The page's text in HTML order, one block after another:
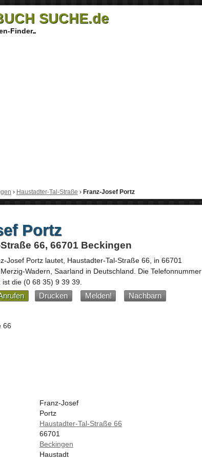
SUCHE.de
Finder
› Haustadter-Tal-Straße › Franz-Josef Portz
Portz
66, 66701 Beckingen
Josef Portzlautet, Haustadter-Tal-Straße 66 , in 66701
Wadern, Saarland in Deutschland
Die Telefonnummer
ist die (0 68 35) 9 39 39.
Drucken Melden!
Nachbarn
66
Franz-Josef
Portz
Haustadter-Tal-Straße 66
66701
Beckingen
Haustadt